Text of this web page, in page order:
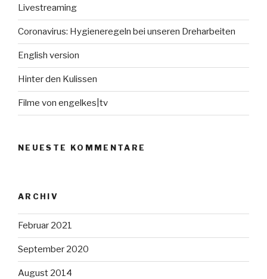
Livestreaming
Coronavirus: Hygieneregeln bei unseren Dreharbeiten
English version
Hinter den Kulissen
Filme von engelkes|tv
NEUESTE KOMMENTARE
ARCHIV
Februar 2021
September 2020
August 2014